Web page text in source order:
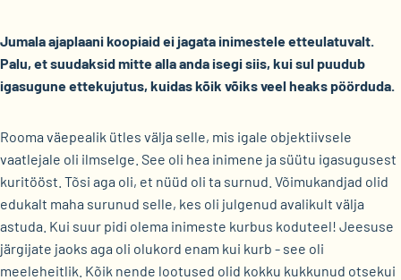
Jumala ajaplaani koopiaid ei jagata inimestele etteulatuvalt.
Palu, et suudaksid mitte alla anda isegi siis, kui sul puudub
igasugune ettekujutus, kuidas kõik võiks veel heaks pöörduda.
Rooma väepealik ütles välja selle, mis igale objektiivsele
vaatlejale oli ilmselge. See oli hea inimene ja süütu igasugusest
kuritööst. Tõsi aga oli, et nüüd oli ta surnud. Võimukandjad olid
edukalt maha surunud selle, kes oli julgenud avalikult välja
astuda. Kui suur pidi olema inimeste kurbus koduteel! Jeesuse
järgijate jaoks aga oli olukord enam kui kurb - see oli
meeleheitlik. Kõik nende lootused olid kokku kukkunud otsekui